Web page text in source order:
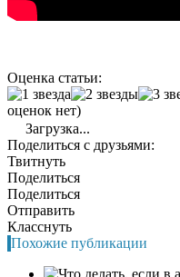
Оценка статьи:
оценок нет)
Загрузка...
Поделиться с друзьями:
Твитнуть
Поделиться
Поделиться
Отправить
Класснуть
Похожие публикации